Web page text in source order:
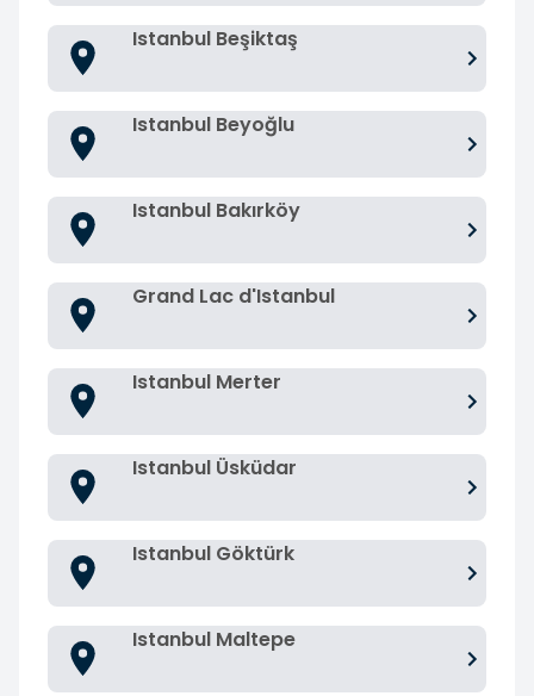
Istanbul Beşiktaş
Istanbul Beyoğlu
Istanbul Bakırköy
Grand Lac d'Istanbul
Istanbul Merter
Istanbul Üsküdar
Istanbul Göktürk
Istanbul Maltepe